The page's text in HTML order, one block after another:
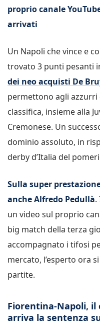
proprio canale
arrivati
Un Napoli che vince e
trovato 3 punti pesanti
dei neo acquisti De
permettono agli azzurri
classifica, insieme alla
Cremonese. Un
dominio assoluto, in
derby d’Italia del
Sulla super
anche Alfredo Pedullà.
un video sul proprio
big match della terza
accompagnato i tifosi
mercato, l’esperto ora
partite.
Fiorentina-Napoli, il
arriva la sentenza